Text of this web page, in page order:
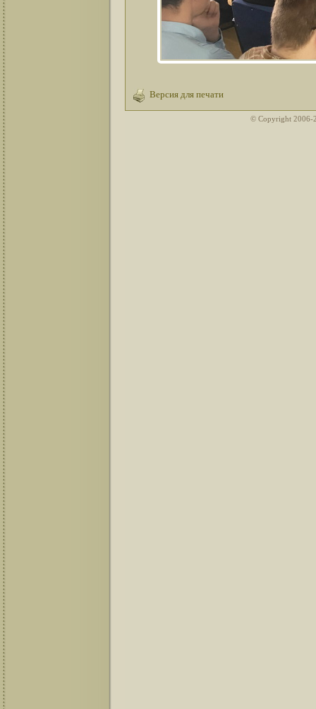
Версия для печати
© Copyright 2006-